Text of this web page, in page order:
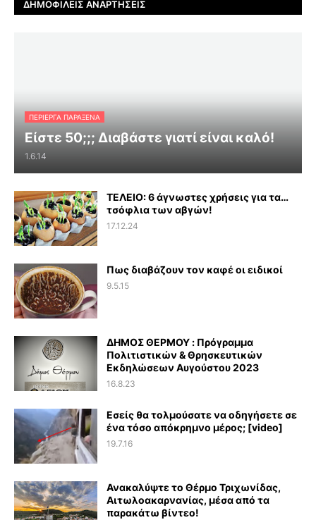
ΔΗΜΟΦΙΛΕΊΣ ΑΝΑΡΤΉΣΕΙΣ
ΠΕΡΊΕΡΓΑ ΠΑΡΆΞΕΝΑ
Είστε 50;;; Διαβάστε γιατί είναι καλό!
1.6.14
ΤΕΛΕΙΟ: 6 άγνωστες χρήσεις για τα…
τσόφλια των αβγών!
17.12.24
Πως διαβάζουν τον καφέ οι ειδικοί
9.5.15
ΔΗΜΟΣ ΘΕΡΜΟΥ : Πρόγραμμα
Πολιτιστικών & Θρησκευτικών
Εκδηλώσεων Αυγούστου 2023
16.8.23
Εσείς θα τολμούσατε να οδηγήσετε σε
ένα τόσο απόκρημνο μέρος; [video]
19.7.16
Ανακαλύψτε το Θέρμο Τριχωνίδας,
Αιτωλοακαρνανίας, μέσα από τα
παρακάτω βίντεο!